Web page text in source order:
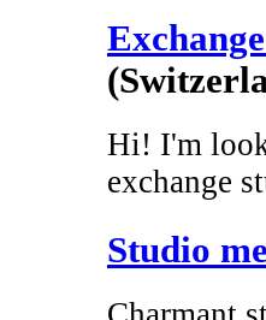
Hi! I'm
exchange
Studio